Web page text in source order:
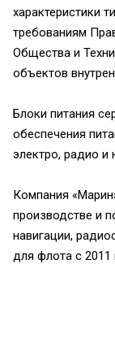
характеристики
требованиям
Общества и
объектов
Блоки питания
обеспечения
электро, радио и
Компания
производстве и
навигации,
для флота с 2011